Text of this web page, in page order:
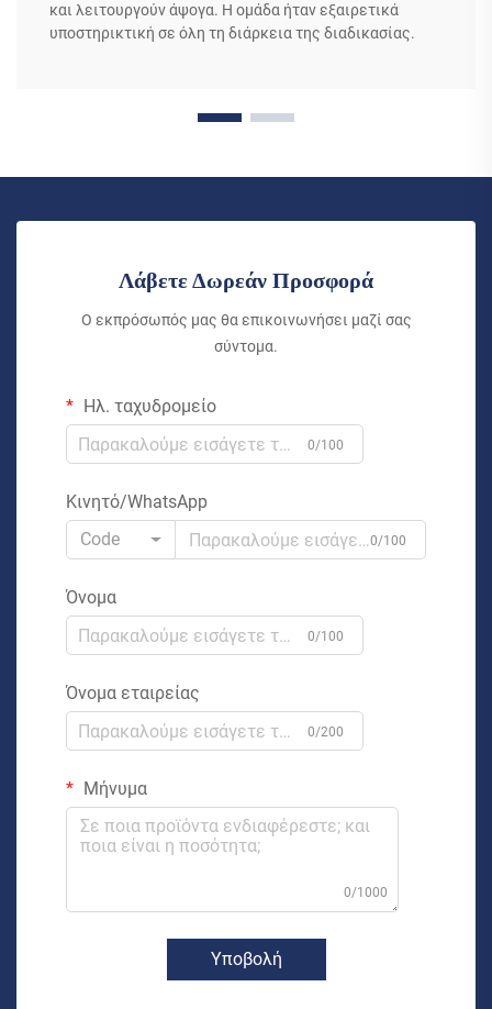
και λειτουργούν άψογα. Η ομάδα ήταν εξαιρετικά
υποστηρικτική σε όλη τη διάρκεια της διαδικασίας.
Λάβετε Δωρεάν Προσφορά
Ο εκπρόσωπός μας θα επικοινωνήσει μαζί σας
σύντομα.
Ηλ. ταχυδρομείο
0/100
Κινητό/WhatsApp
Code
0/100
Όνομα
0/100
Όνομα εταιρείας
0/200
Μήνυμα
0/1000
Υποβολή